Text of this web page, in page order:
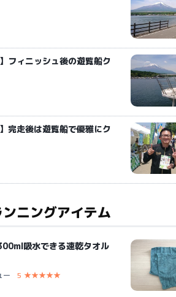
フィニッシュ後の遊覧船ク
完走後は遊覧船で優雅にク
ニングアイテム
吸水できる速乾タオル
ー 5 ★★★★★